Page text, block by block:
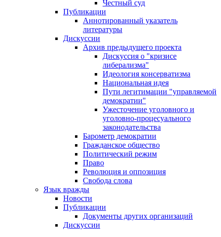
Честный суд
Публикации
Аннотированный указатель
литературы
Дискуссии
Архив предыдущего проекта
Дискуссия о "кризисе
либерализма"
Идеология консерватизма
Национальная идея
Пути легитимации "управляемой
демократии"
Ужесточение уголовного и
уголовно-процесуального
законодательства
Барометр демократии
Гражданское общество
Политический режим
Право
Революция и оппозиция
Свобода слова
Язык вражды
Новости
Публикации
Документы других организаций
Дискуссии